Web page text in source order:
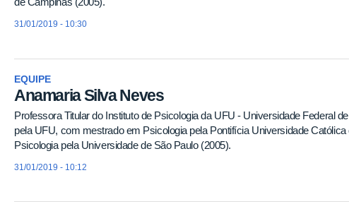
31/01/2019 - 10:30
EQUIPE
Anamaria Silva Neves
Professora Titular do Instituto de Psicologia da UFU - Universidade Federal
pela UFU, com mestrado em Psicologia pela Pontifícia Universidade
Psicologia pela Universidade de São Paulo (2005).
31/01/2019 - 10:12